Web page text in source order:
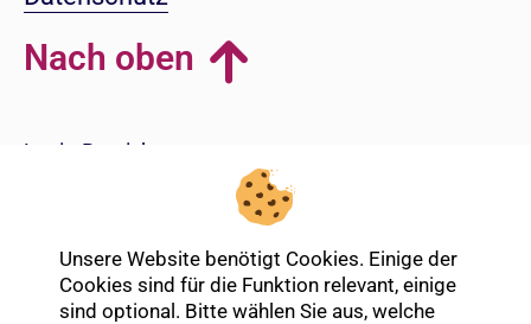
Nach oben
Login-Bereich
Unsere Website benötigt Cookies. Einige der
Cookies sind für die Funktion relevant, einige
sind optional. Bitte wählen Sie aus, welche